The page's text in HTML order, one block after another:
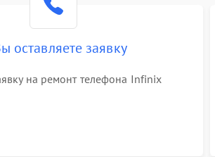
оставляете заявку
на ремонт телефона Infinix